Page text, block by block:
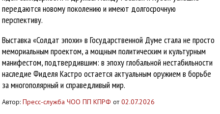
передаются новому поколению и имеют долгосрочную
перспективу.
Выставка «Солдат эпохи» в Государственной Думе стала не просто
мемориальным проектом, а мощным политическим и культурным
манифестом, подтвердившим: в эпоху глобальной нестабильности
наследие Фиделя Кастро остается актуальным оружием в борьбе
за многополярный и справедливый мир.
Автор:Пресс-служба ЧОО ПП КПРФ от02.07.2026